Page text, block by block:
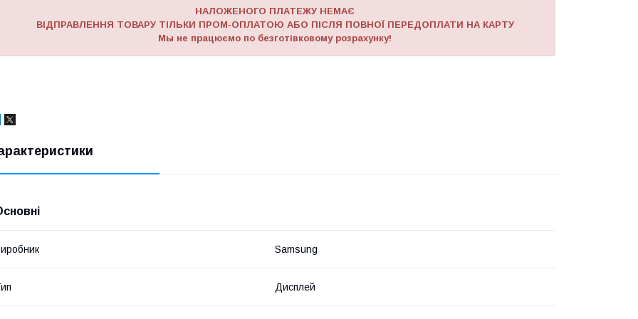
НАЛОЖЕНОГО ПЛАТЕЖУ НЕМАЄ
ВІДПРАВЛЕННЯ ТОВАРУ ТІЛЬКИ ПРОМ-ОПЛАТОЮ АБО ПІСЛЯ ПОВНОЇ ПЕРЕДОПЛАТИ НА КАРТУ
Мы не працюємо по безготівковому розрахунку!
Samsung
Дисплей